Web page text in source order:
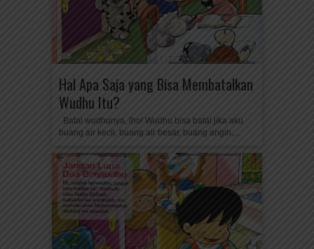
Hal Apa Saja yang Bisa Membatalkan
Wudhu Itu?
Batal wudhunya, lho! Wudhu bisa batal jika aku
buang air kecil, buang air besar, buang angin,...